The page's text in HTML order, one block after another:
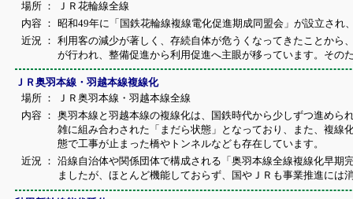
場所 ：
ＪＲ花輪線全線
内容 ： 昭和49年に「国鉄花輪線複線電化促進期成同盟会」が設立さ
近況 ： 利用客の減少が著しく、存続自体が危うくなってきたことか
が行われ、整備促進から利用促進へ主眼が移っています。その
ＪＲ奥羽本線・羽越本線複線化
場所 ：
ＪＲ奥羽本線・羽越本線全線
内容 ： 奥羽本線と羽越本線の複線化は、国鉄時代から少しずつ進め
雑に組み合わされた「まだら状態」となっており、また、複
態で工事が止まった橋やトンネルなども存在しています。
近況 ： 沿線自治体や関係団体で構成される「奥羽本線全線複線化早
ましたが、ほとんど機能しておらず、国やＪＲも事業推進には